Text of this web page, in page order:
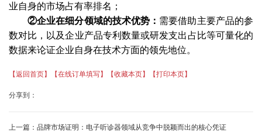
业自身的市场占有率排名；
②企业在细分领域的技术优势 ： 需要借助主要产品的参
数对比，以及企业产品专利数量或研发支出占比等可量化的
数据来论证企业自身在技术方面的领先地位。
【返回首页】 【在线订单填写】 【收藏本页】 【打印本页】
分享到：
上一篇： 品牌市场证明：电子听诊器领域从竞争中脱颖而出的核心凭证